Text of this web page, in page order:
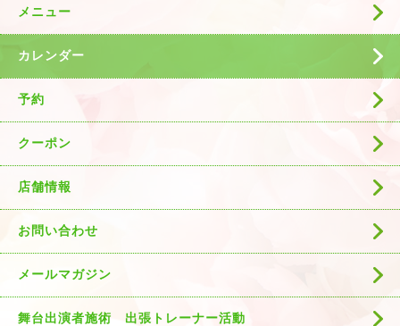
メニュー
カレンダー
予約
クーポン
店舗情報
お問い合わせ
メールマガジン
舞台出演者施術 出張トレーナー活動